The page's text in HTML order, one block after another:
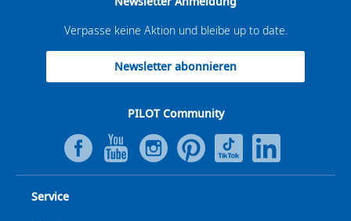
Verpasse keine Aktion und bleibe up to date.
Newsletter abonnieren
PILOT Community
Service